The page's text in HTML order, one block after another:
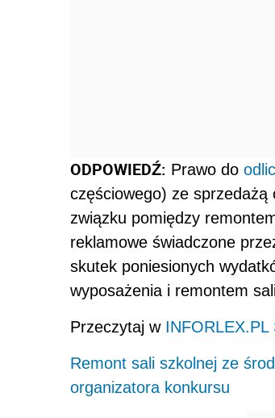
ODPOWIEDŹ: Prawo do
częściowego) ze
związku pomiędzy
reklamowe świadczone
skutek poniesionych
wyposażenia i remontem
Przeczytaj w
Remont sali szkolnej ze
organizatora konkursu